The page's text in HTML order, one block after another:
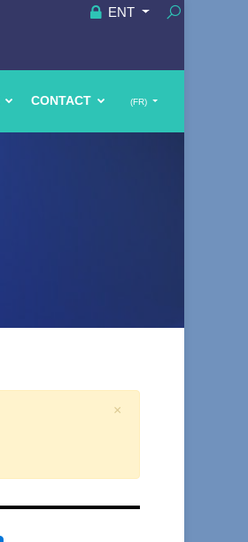
ENT
(FR)
CONTACT
×